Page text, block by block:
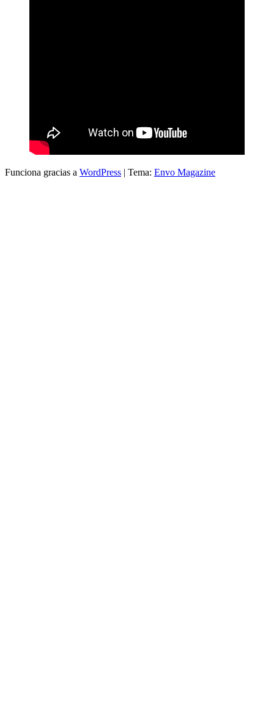
Funciona gracias a WordPress | Tema: Envo Magazine